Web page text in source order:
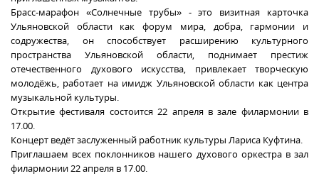
Брасс-марафон «Солнечные трубы» - это визитная карточка
Ульяновской области как форум мира, добра, гармонии и
содружества, он способствует расширению культурного
пространства Ульяновской области, поднимает престиж
отечественного духового искусства, привлекает творческую
молодёжь, работает на имидж Ульяновской области как центра
музыкальной культуры.
Открытие фестиваля состоится 22 апреля в зале филармонии в
17.00.
Концерт ведёт заслуженный работник культуры Лариса Куфтина.
Приглашаем всех поклонников нашего духового оркестра в зал
филармонии 22 апреля в 17.00.